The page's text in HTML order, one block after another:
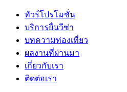
ทัวร์โปรโมชั่น
บริการยื่นวีซ่า
บทความท่องเที่ยว
ผลงานที่ผ่านมา
เกี่ยวกับเรา
ติดต่อเรา